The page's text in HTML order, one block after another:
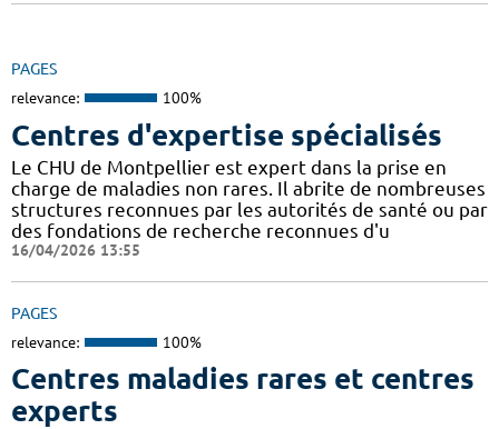
PAGES
relevance: 100%
Centres d'expertise spécialisés
Le CHU de Montpellier est expert dans la prise en
charge de maladies non rares. Il abrite de nombreuses
structures reconnues par les autorités de santé ou par
des fondations de recherche reconnues d'u
16/04/2026 13:55
PAGES
relevance: 100%
Centres maladies rares et centres
experts